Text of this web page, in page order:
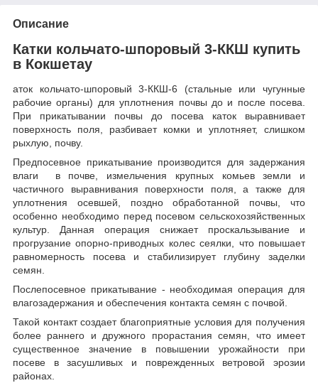
Описание
Катки кольчато-шпоровый 3-ККШ купить
в Кокшетау
аток кольчато-шпоровый 3-ККШ-6 (стальные или чугунные
рабочие органы) для уплотнения почвы до и после посева.
При прикатывании почвы до посева каток выравнивает
поверхность поля, разбивает комки и уплотняет, слишком
рыхлую, почву.
Предпосевное прикатывание производится для задержания
влаги в почве, измельчения крупных комьев земли и
частичного выравнивания поверхности поля, а также для
уплотнения осевшей, поздно обработанной почвы, что
особенно необходимо перед посевом сельскохозяйственных
культур. Данная операция снижает проскальзывание и
прогрузание опорно-приводных колес сеялки, что повышает
равномерность посева и стабилизирует глубину заделки
семян.
Послепосевное прикатывание - необходимая операция для
влагозадержания и обеспечения контакта семян с почвой.
Такой контакт создает благоприятные условия для получения
более раннего и дружного прорастания семян, что имеет
существенное значение в повышении урожайности при
посеве в засушливых и поврежденных ветровой эрозии
районах.